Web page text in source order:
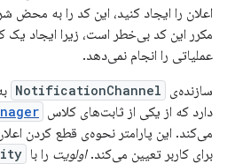
اعلان را ایجاد کنید، این کد را به محض
مکرر این کد بی‌خطر است، زیرا ایجاد یک
عملیاتی را انجام نمی‌دهد.
سازنده‌ی NotificationChannel
دارد که از یکی از ثابت‌های کلاس
می‌کند. این پارامتر نحوه‌ی قطع کردن
برای کاربر تعیین می‌کند.اولویت را با